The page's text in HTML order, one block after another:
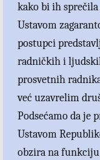
kako bi ih sprečila
Ustavom
postupci
radničkih i
prosvetnih
već uzavrelim
Podsećamo da je
Ustavom
obzira na funkciju